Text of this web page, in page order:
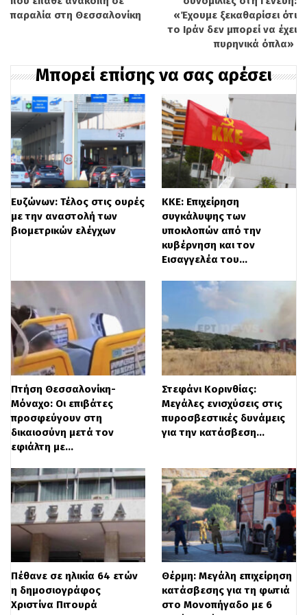
«Σεισμός μεγέθους 4,6 πριν από λίγα
λεπτά στο θαλάσσιο χώρο μεταξύ
Σαντορίνης και Αμοργού. Δε φαίνεται να
αλλάζει η γενική εικόνα σεισμικής ύφεσης
που υπάρχει στην περιοχή μετά την
έντονη δράση του περασμένου
ΔιαβάστεΕΔΩπερισσότερες ειδήσεις
παραλία στη Θεσσαλονίκη
«Έχουμε ξεκαθαρίσει ότι
το Ιράν δεν μπορεί να έχει
πυρηνικά όπλα»
Μπορεί επίσης να σας αρέσει
Ευζώνων: Τέλος στις ουρές
με την αναστολή των
βιομετρικών ελέγχων
ΚΚΕ: Επιχείρηση
συγκάλυψης των
υποκλοπών από την
κυβέρνηση και τον
Εισαγγελέα του…
Πτήση Θεσσαλονίκη-
Μόναχο: Οι επιβάτες
προσφεύγουν στη
δικαιοσύνη μετά τον
εφιάλτη με…
Στεφάνι Κορινθίας:
Μεγάλες ενισχύσεις στις
πυροσβεστικές δυνάμεις
για την κατάσβεση…
Πέθανε σε ηλικία 64 ετών
η δημοσιογράφος
Χριστίνα Πιτουρά
Θέρμη: Μεγάλη επιχείρηση
κατάσβεσης για τη φωτιά
στο Μονοπήγαδο με 6